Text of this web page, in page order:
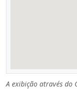
A exibição através do